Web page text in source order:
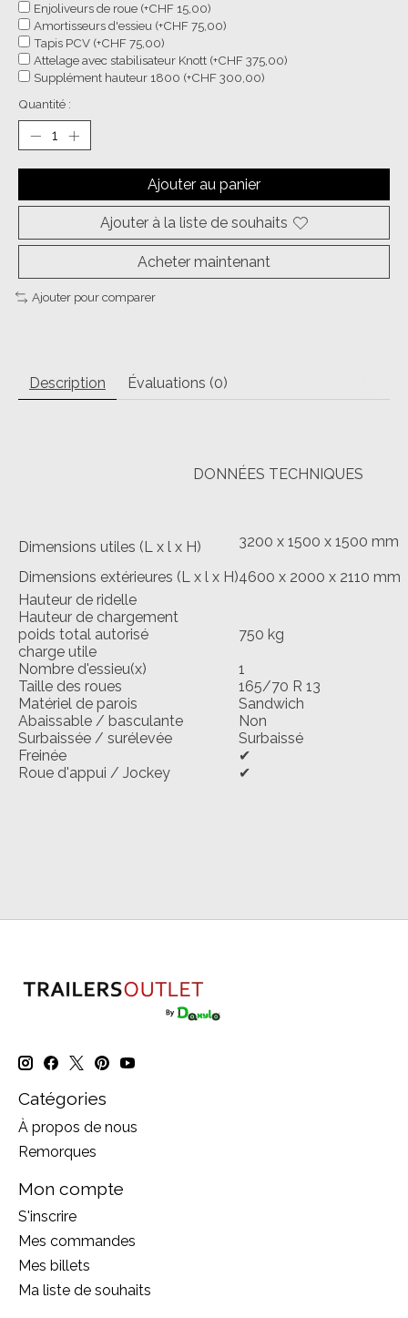
Enjoliveurs de roue (+CHF 15,00)
Amortisseurs d'essieu (+CHF 75,00)
Tapis PCV (+CHF 75,00)
Attelage avec stabilisateur Knott (+CHF 375,00)
Supplément hauteur 1800 (+CHF 300,00)
Quantité :
Ajouter au panier
Ajouter à la liste de souhaits
Acheter maintenant
Ajouter pour comparer
Description Évaluations (0)
DONNÉES TECHNIQUES
Dimensions utiles (L x l x H) 3200 x 1500 x 1500 mm
Dimensions extérieures (L x l x H)4600 x 2000 x 2110 mm
Hauteur de ridelle
Hauteur de chargement
poids total autorisé
750 kg
charge utile
Nombre d'essieu(x)
1
Taille des roues
165/70 R 13
Matériel de parois
Sandwich
Abaissable / basculante
Non
Surbaissée / surélevée
Surbaissé
Freinée
✔
Roue d'appui / Jockey
✔
Catégories
À propos de nous
Remorques
Mon compte
S'inscrire
Mes commandes
Mes billets
Ma liste de souhaits